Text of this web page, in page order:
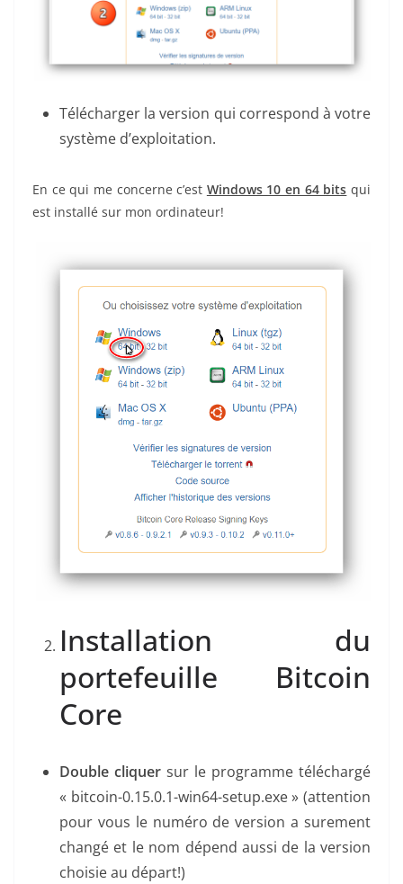
Télécharger la version qui correspond à votre
système d’exploitation.
En ce qui me concerne c’est Windows 10 en 64 bits qui
est installé sur mon ordinateur!
Installation du
portefeuille Bitcoin
Core
Double cliquer sur le programme téléchargé
« bitcoin-0.15.0.1-win64-setup.exe » (attention
pour vous le numéro de version a surement
changé et le nom dépend aussi de la version
choisie au départ!)